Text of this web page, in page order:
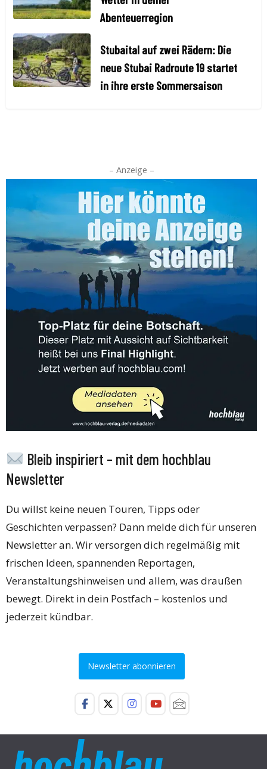
Abenteuerregion
Stubaital auf zwei Rädern: Die
neue Stubai Radroute 19 startet
in ihre erste Sommersaison
– Anzeige –
Bleib inspiriert – mit dem hochblau
Newsletter
Du willst keine neuen Touren, Tipps oder
Geschichten verpassen? Dann melde dich für unseren
Newsletter an. Wir versorgen dich regelmäßig mit
frischen Ideen, spannenden Reportagen,
Veranstaltungshinweisen und allem, was draußen
bewegt. Direkt in dein Postfach – kostenlos und
jederzeit kündbar.
Newsletter abonnieren